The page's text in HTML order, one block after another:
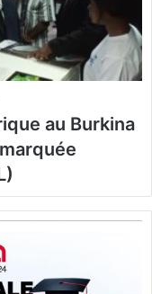
au Burkina